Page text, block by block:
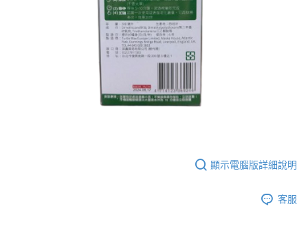
顯示電腦版詳細說明
客服